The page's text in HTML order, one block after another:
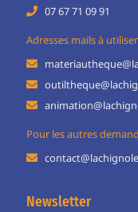
07 67 71 09 91
Adresses mails à
Pour les autres
Newsletter